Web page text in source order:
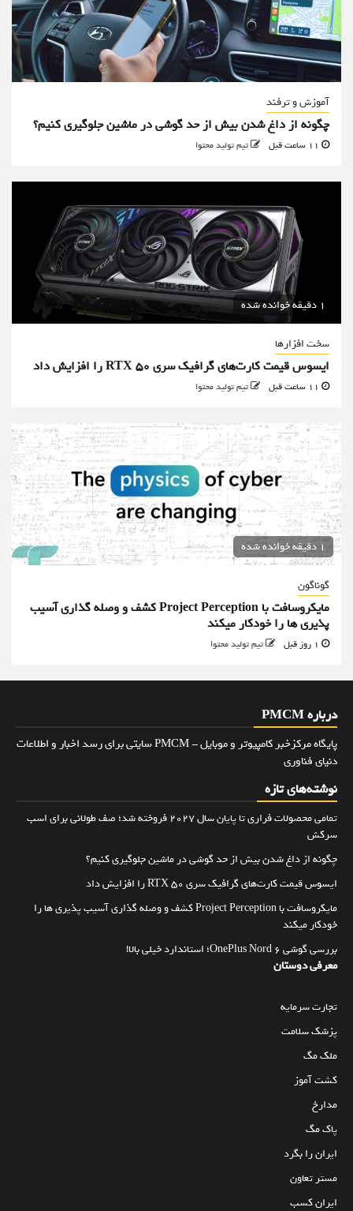
آموزش و ترفند
چگونه از داغ شدن بیش از حد گوشی در ماشین جلوگیری کنیم؟
تیم تولید محتوا
1 دقیقه خوانده شده
سخت افزارها
ایسوس قیمت کارت‌های گرافیک سری RTX 50 را افزایش داد
تیم تولید محتوا
1 دقیقه خوانده شده
گوناگون
مایکروسافت با Project Perception کشف و وصله گذاری آسیب
پذیری ها را خودکار میکند
تیم تولید محتوا
درباره PMCM
پایگاه مرکزخبر کامپیوتر و موبایل - PMCM سایتی برای رسد اخبار و اطلاعات
دنیای فناوری
نوشته‌های تازه
تمامی محصولات فراری تا پایان سال ۲۰۲۷ فروخته شد؛ صف طولانی برای اسب
سرکش
چگونه از داغ شدن بیش از حد گوشی در ماشین جلوگیری کنیم؟
ایسوس قیمت کارت‌های گرافیک سری RTX 50 را افزایش داد
مایکروسافت با Project Perception کشف و وصله گذاری آسیب پذیری ها را
خودکار میکند
بررسی گوشی OnePlus Nord 6؛ استاندارد خیلی بالا!
معرفی دوستان
تجارت سرمایه
پزشک سلامت
ملک مگ
کشت آموز
مدارخ
پاک مگ
ایران را بگرد
مستر تعاون
ایران کسب